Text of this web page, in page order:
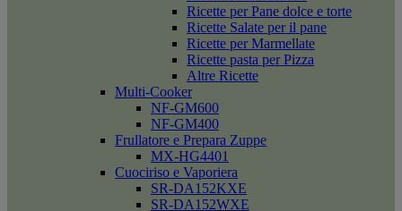
Ricette per Pane dolce e torte
Ricette Salate per il pane
Ricette per Marmellate
Ricette pasta per Pizza
Altre Ricette
Multi-Cooker
NF-GM600
NF-GM400
Frullatore e Prepara Zuppe
MX-HG4401
Cuociriso e Vaporiera
SR-DA152KXE
SR-DA152WXE